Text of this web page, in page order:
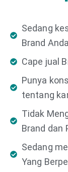
Sedang
Brand
Cape jual
Punya
tentang
Tidak
Brand dan
Sedang
Yang